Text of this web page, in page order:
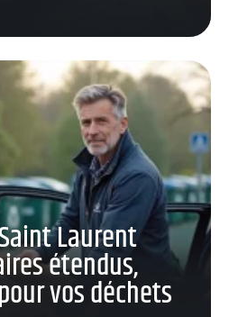
Laurent
étendus,
vos déchets